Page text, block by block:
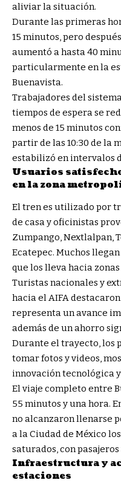
aliviar la situación.
Durante las primeras
15 minutos, pero
aumentó a hasta 40
particularmente en la
Buenavista.
Trabajadores del
tiempos de espera se
menos de 15 minutos
partir de las 10:30 de la
estabilizó en intervalos
Usuarios
en la zona
El tren es utilizado por
de casa y oficinistas
Zumpango, Nextlalpan,
Ecatepec. Muchos
que los lleva hacia
Turistas nacionales y
hacia el AIFA
representa un avance
además de un ahorro
Durante el trayecto, los
tomar fotos y videos,
innovación tecnológica
El viaje completo entre
55 minutos y una hora.
no alcanzaron llenarse
a la Ciudad de México
saturados, con
Infraestructura y
estaciones